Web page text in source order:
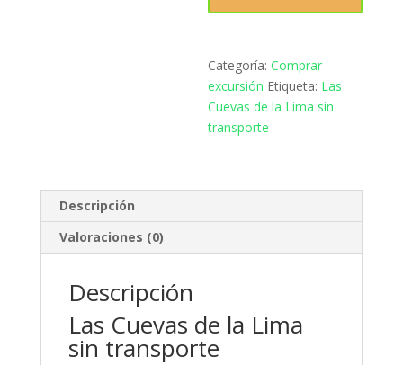
Categoría:Comprar
excursión Etiqueta: Las
Cuevas de la Lima sin
transporte
Descripción
Valoraciones (0)
Descripción
Las Cuevas de la Lima
sin transporte